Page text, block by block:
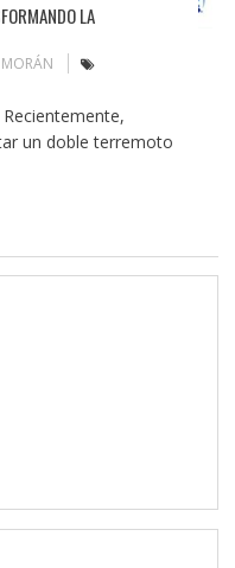
LA
un doble terremoto